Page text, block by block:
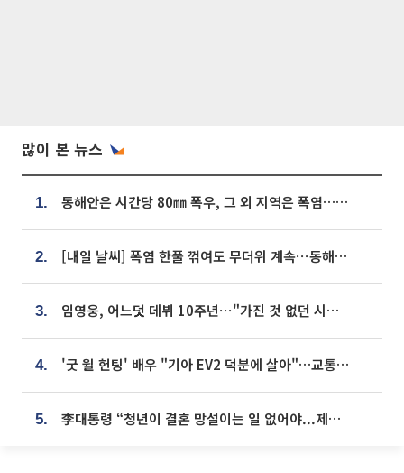
많이 본 뉴스
1. 동해안은 시간당 80㎜ 폭우, 그 외 지역은 폭염…‘극과 극 날씨’
2. [내일 날씨] 폭염 한풀 꺾여도 무더위 계속⋯동해안 이틀 연속 비
3. 임영웅, 어느덧 데뷔 10주년⋯"가진 것 없던 시절, 내 앞엔 20명의 팬뿐"
4. '굿 윌 헌팅' 배우 "기아 EV2 덕분에 살아"…교통사고 후 안전성 극찬
5. 李대통령 “청년이 결혼 망설이는 일 없어야...제도상 불이익 조사”